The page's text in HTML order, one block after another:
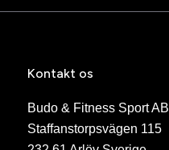
Kontakt os
Budo & Fitness Sport AB
Staffanstorpsvägen 115